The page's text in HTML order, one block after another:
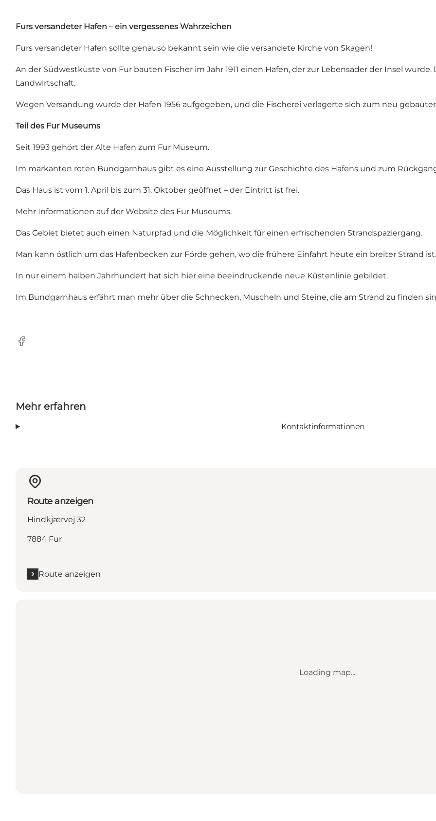
Furs versandeter Hafen – ein vergessenes Wahrzeichen
Furs versandeter Hafen sollte genauso bekannt sein wie die versandete Kirche von Skagen!
An der Südwestküste von Fur bauten Fischer im Jahr 1911 einen Hafen, der zur Lebensader der Insel
Landwirtschaft.
Wegen Versandung wurde der Hafen 1956 aufgegeben, und die Fischerei verlagerte sich zum neu
Teil des Fur Museums
Seit 1993 gehört der Alte Hafen zum Fur Museum.
Im markanten roten Bundgarnhaus gibt es eine Ausstellung zur Geschichte des Hafens und zum
Das Haus ist vom 1. April bis zum 31. Oktober geöffnet – der Eintritt ist frei.
Mehr Informationen auf der Website des Fur Museums.
Das Gebiet bietet auch einen Naturpfad und die Möglichkeit für einen erfrischenden Strandspaziergang.
Man kann östlich um das Hafenbecken zur Förde gehen, wo die frühere Einfahrt heute ein breiter Strand ist.
In nur einem halben Jahrhundert hat sich hier eine beeindruckende neue Küstenlinie gebildet.
Im Bundgarnhaus erfährt man mehr über die Schnecken, Muscheln und Steine, die am Strand zu finden
Facebook
Mehr erfahren
Kontaktinformationen
Route anzeigen
Hindkjærvej 32
7884 Fur
Route anzeigen
Loading map...